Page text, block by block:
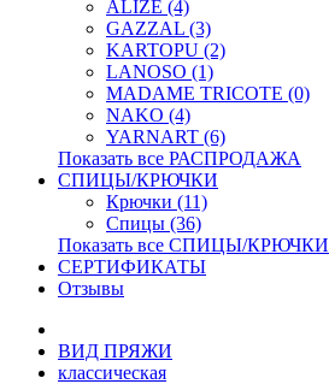
ALIZE (4)
GAZZAL (3)
KARTOPU (2)
LANOSO (1)
MADAME TRICOTE (0)
NAKO (4)
YARNART (6)
Показать все РАСПРОДАЖА
СПИЦЫ/КРЮЧКИ
Крючки (11)
Спицы (36)
Показать все СПИЦЫ/КРЮЧКИ
СЕРТИФИКАТЫ
Отзывы
ВИД ПРЯЖИ
классическая